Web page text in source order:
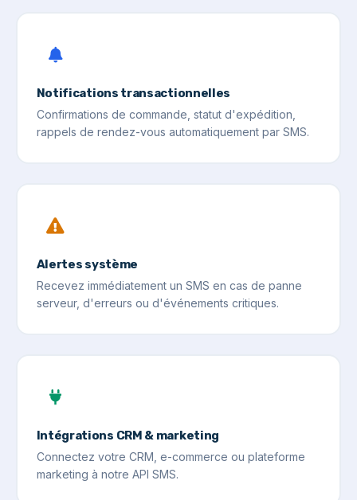
Notifications transactionnelles
Confirmations de commande, statut d'expédition,
rappels de rendez-vous automatiquement par SMS.
Alertes système
Recevez immédiatement un SMS en cas de panne
serveur, d'erreurs ou d'événements critiques.
Intégrations CRM & marketing
Connectez votre CRM, e-commerce ou plateforme
marketing à notre API SMS.